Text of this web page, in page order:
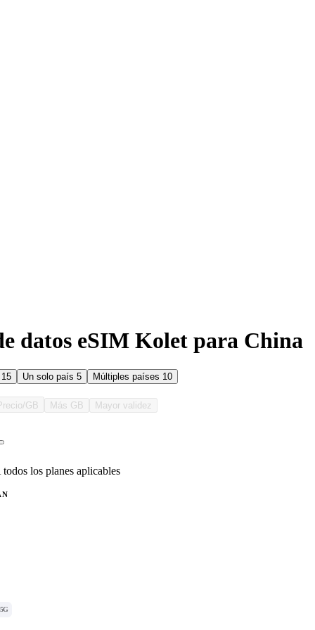
datos eSIM Kolet para China
15 Un solo país 5 Múltiples países 10
GB Más GB Mayor validez
todos los planes aplicables
5G